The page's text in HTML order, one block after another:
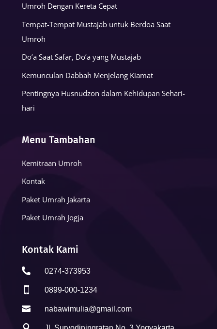
Umroh Dengan Kereta Cepat
Tempat-Tempat Mustajab untuk Berdoa Saat
Umroh
Do’a Saat Safar, Do’a yang Mustajab
Kemunculan Dabbah Menjelang Kiamat
Pentingnya Husnudzon dalam Kehidupan Sehari-
hari
Menu Tambahan
Kemitraan Umroh
Kontak
Paket Umrah Jakarta
Paket Umrah Jogja
Kontak Kami
 0274-373953
 0899-000-1234
 nabawimulia@gmail.com